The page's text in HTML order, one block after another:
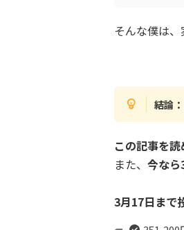
そんな僕は
結論
この記事を
また、 今なら
3月17日まで